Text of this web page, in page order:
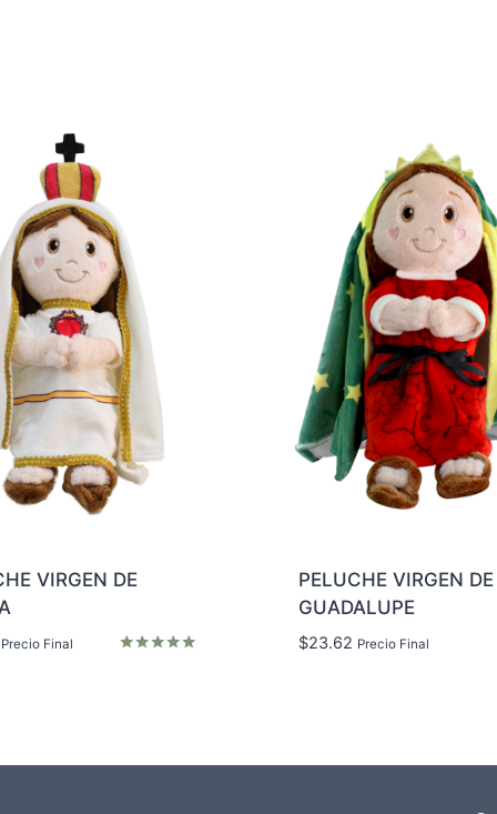
VIRGEN DE
Precio Final
PELUCHE VIRGEN DE
GUADALUPE
$23.62 Precio Final